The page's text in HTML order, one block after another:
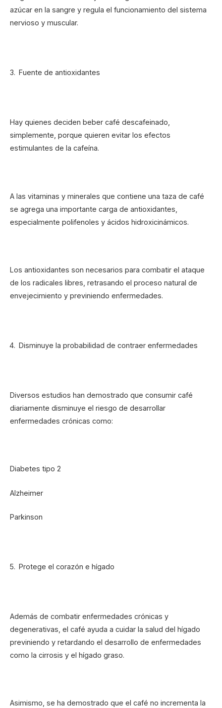
azúcar en la sangre y regula el funcionamiento del sistema
nervioso y muscular.
Fuente de antioxidantes
Hay quienes deciden beber café descafeinado,
simplemente, porque quieren evitar los efectos
estimulantes de la cafeína.
A las vitaminas y minerales que contiene una taza de café
se agrega una importante carga de antioxidantes,
especialmente polifenoles y ácidos hidroxicinámicos.
Los antioxidantes son necesarios para combatir el ataque
de los radicales libres, retrasando el proceso natural de
envejecimiento y previniendo enfermedades.
Disminuye la probabilidad de contraer enfermedades
Diversos estudios han demostrado que consumir café
diariamente disminuye el riesgo de desarrollar
enfermedades crónicas como:
Diabetes tipo 2
Alzheimer
Parkinson
Protege el corazón e hígado
Además de combatir enfermedades crónicas y
degenerativas, el café ayuda a cuidar la salud del hígado
previniendo y retardando el desarrollo de enfermedades
como la cirrosis y el hígado graso.
Asimismo, se ha demostrado que el café no incrementa la